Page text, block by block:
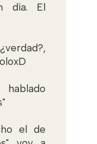
día. El
el de